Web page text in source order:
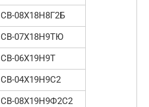
СВ-08Х18Н8Г2Б
СВ-07Х18Н9ТЮ
СВ-06Х19Н9Т
СВ-04Х19Н9С2
СВ-08Х19Н9Ф2С2